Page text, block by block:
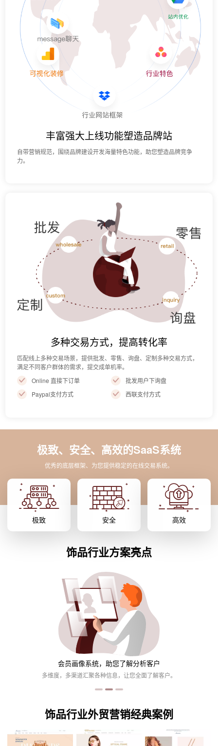
丰富强大上线功能塑造品牌站
自带营销规范，围绕品牌建设开发海量特色功能，助您塑造品牌竞争
力。
多种交易方式，提高转化率
匹配线上多种交易场景，提供批发、零售、询盘、定制多种交易方式，
满足不同客户群体的需求，提交成单机率。
Online 直接下订单
批发用户下询盘
Paypal支付方式
西联支付方式
极致、安全、高效的SaaS系统
优秀的底层框架、为您提供稳定的在线交易系统。
极致 安全 高效
饰品行业方案亮点
会员画像系统，助您了解分析客户
多维度，多渠道汇聚各种信息，让您全面了解客户。
饰品行业外贸营销经典案例